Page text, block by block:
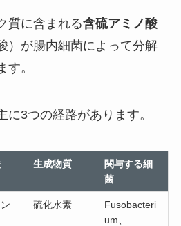
質に含まれる含硫アミノ酸
）が腸内細菌によって分解
す。
3つの経路があります。
生成物質
関与する細
菌
硫化水素
Fusobacteri
um、